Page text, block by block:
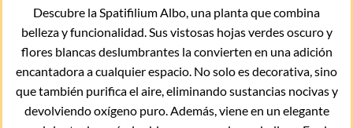
Descubre la Spatifilium Albo, una planta que combina
belleza y funcionalidad. Sus vistosas hojas verdes oscuro y
flores blancas deslumbrantes la convierten en una adición
encantadora a cualquier espacio. No solo es decorativa, sino
que también purifica el aire, eliminando sustancias nocivas y
devolviendo oxígeno puro. Además, viene en un elegante